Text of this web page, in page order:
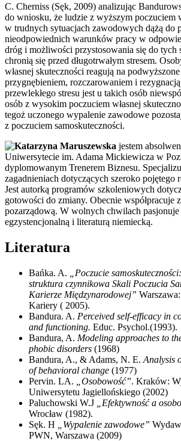
C. Cherniss (Sęk, 2009) analizując
do wniosku, że ludzie z wyższym poczuciem
w trudnych sytuacjach zawodowych dążą do
nieodpowiednich warunków pracy w
dróg i możliwości przystosowania się do tych
chronią się przed długotrwałym stresem.
własnej skuteczności reagują na
przygnębieniem, rozczarowaniem i
przewlekłego stresu jest u takich osób
osób z wysokim poczuciem własnej
tegoż uczonego wypalenie zawodowe
z poczuciem samoskuteczności.
Katarzyna Maruszewska jestem
Uniwersytecie im. Adama Mickiewicza w
dyplomowanym Trenerem Biznesu.
zagadnieniach dotyczących szeroko pojętego
Jest autorką programów szkoleniowych
gotowości do zmiany. Obecnie współpracuje
pozarządową. W wolnych chwilach
egzystencjonalną i literaturą niemiecką.
Literatura
Bańka. A.
„Poczucie
struktura czynnikowa Skali Poczucia
Karierze Międzynarodowej”
Kariery ( 2005).
Bandura. A. Perceived self-efficacy in
and functioning. Educ. Psychol.(1993).
Bandura, A. Modeling approaches to
phobic disorders (1968)
Bandura, A., & Adams, N. E. Analysis
of behavioral change (1977)
Pervin. LA.
„Osobowość”. Kraków:
Uniwersytetu Jagiellońskiego (2002)
Paluchowski W.J
„Efektywność a
Wrocław (1982).
Sęk. H
„Wypalenie zawodowe”
PWN, Warszawa (2009)